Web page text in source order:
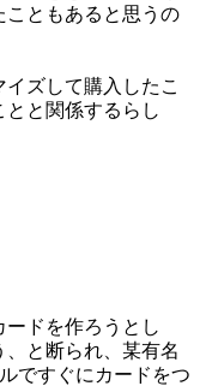
こともあると思うの
ズして購入したこ
と関係するらし
ドを作ろうとし
と断られ、某有名
ですぐにカードをつ